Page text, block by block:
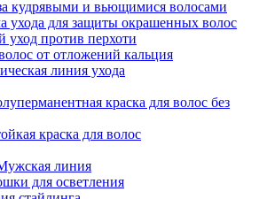
кудрявыми и вьющимися волосами
ухода для защиты окрашенных волос
уход против перхоти
от отложений кальция
линия ухода
краска для волос без
краска для волос
линия
для осветления